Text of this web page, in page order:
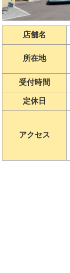
店舗名
所在地
受付時間
定休日
アクセス